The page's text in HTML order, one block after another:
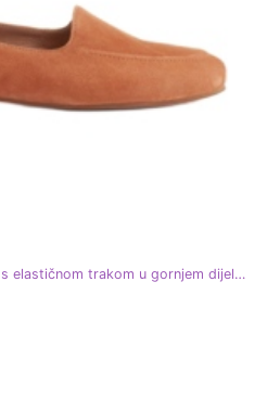
Marco Shoes Ženske balerinke s elastičnom trakom u gornjem dijelu narančasta